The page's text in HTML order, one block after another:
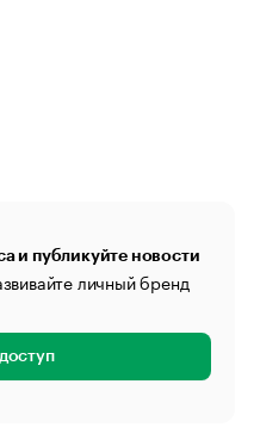
и публикуйте новости
личный бренд